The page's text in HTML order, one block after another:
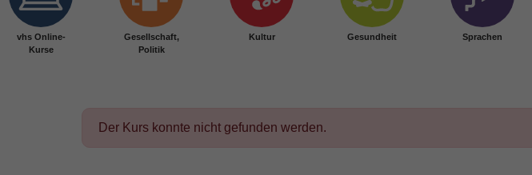
vhs Online-
Kurse
Gesellschaft,
Politik
Kultur Gesundheit Sprachen
Der Kurs konnte nicht gefunden werden.